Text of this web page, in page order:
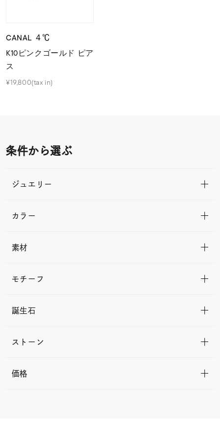
CANAL ４℃
K10ピンクゴールド ピア
ス
¥19,800(tax in)
条件から選ぶ
ジュエリー
カラー
素材
モチーフ
誕生石
ストーン
価格